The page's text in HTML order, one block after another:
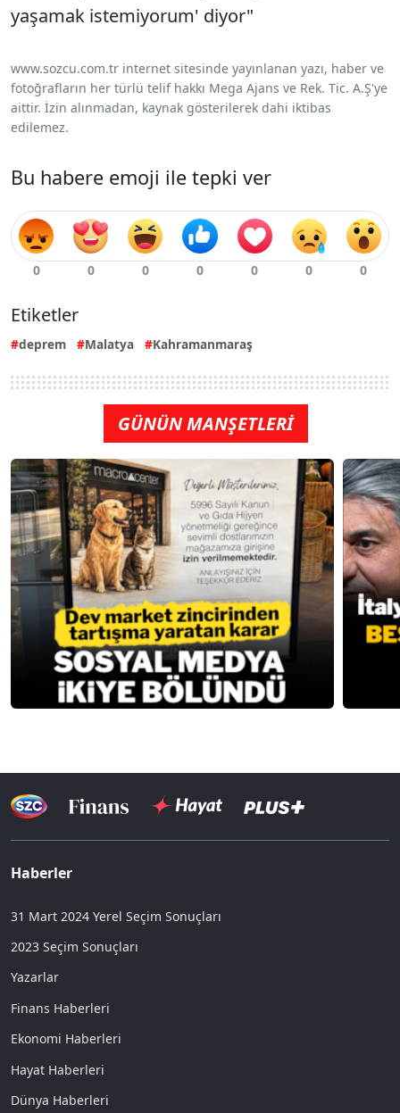
yaşamak istemiyorum' diyor"
www.sozcu.com.tr internet sitesinde yayınlanan yazı, haber ve
fotoğrafların her türlü telif hakkı Mega Ajans ve Rek. Tic. A.Ş'ye
aittir. İzin alınmadan, kaynak gösterilerek dahi iktibas
edilemez.
Bu habere emoji ile tepki ver
Etiketler
deprem Malatya Kahramanmaraş
GÜNÜN MANŞETLERİ
Haberler
31 Mart 2024 Yerel Seçim Sonuçları
2023 Seçim Sonuçları
Yazarlar
Finans Haberleri
Ekonomi Haberleri
Hayat Haberleri
Dünya Haberleri